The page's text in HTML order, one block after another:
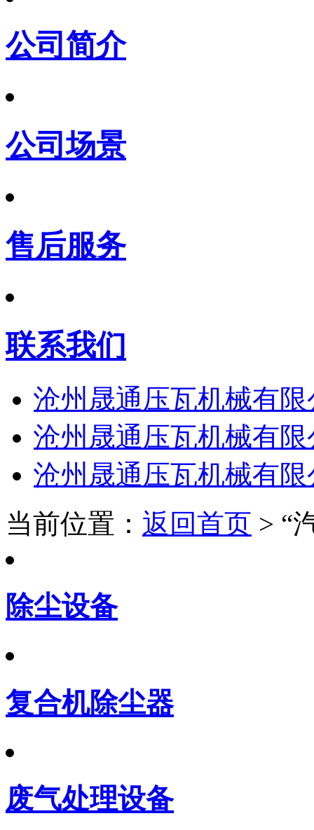
公司简介
公司场景
售后服务
联系我们
沧州晟通压瓦机械有限
沧州晟通压瓦机械有限
沧州晟通压瓦机械有限
当前位置： 返回首页 > “
除尘设备
复合机除尘器
废气处理设备